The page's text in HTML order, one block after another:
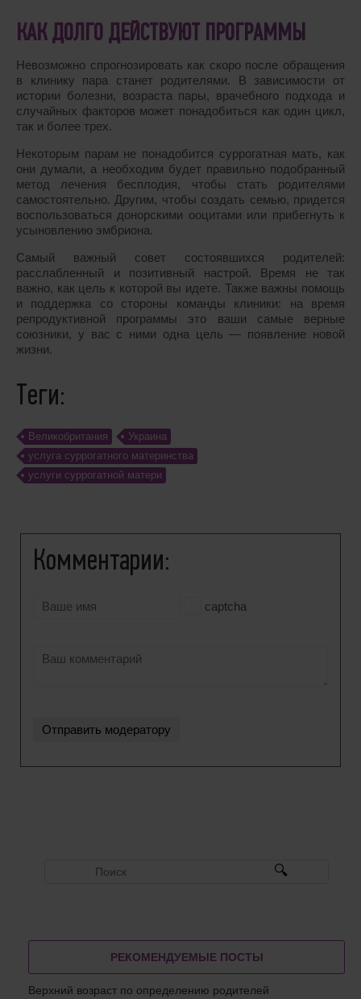
КАК ДОЛГО ДЕЙСТВУЮТ ПРОГРАММЫ
Невозможно спрогнозировать как скоро после обращения
в клинику пара станет родителями. В зависимости от
истории болезни, возраста пары, врачебного подхода и
случайных факторов может понадобиться как один цикл,
так и более трех.
Некоторым парам не понадобится суррогатная мать, как
они думали, а необходим будет правильно подобранный
метод лечения бесплодия, чтобы стать родителями
самостоятельно. Другим, чтобы создать cемью, придется
воспользоваться донорскими ооцитами или прибегнуть к
усыновлению эмбриона.
Самый важный совет состоявшихся родителей:
расслабленный и позитивный настрой. Время не так
важно, как цель к которой вы идете. Также важны помощь
и поддержка со стороны команды клиники: на время
репродуктивной программы это ваши самые верные
союзники, у вас с ними одна цель ― появление новой
жизни.
Теги:
Великобритания
Украина
услуга суррогатного материнства
услуги суррогатной матери
Комментарии:
captcha
РЕКОМЕНДУЕМЫЕ ПОСТЫ
Верхний возраст по определению родителей